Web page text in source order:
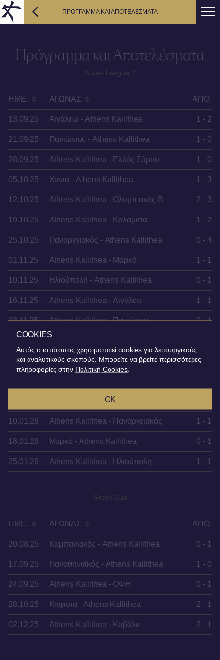
ΠΡΟΓΡΑΜΜΑ ΚΑΙ ΑΠΟΤΕΛΕΣΜΑΤΑ
Πρόγραμμα και Αποτελέσματα
Super League 2
ΗΜΕ. ΑΓΏΝΑΣ ΑΠΟ.
13.09.25 Αιγάλεω - Athens Kallithea 1 - 2
21.09.25 Πανιώνιος - Athens Kallithea 1 - 0
28.09.25 Athens Kallithea - Ελλάς Σύρου 1 - 0
05.10.25 Χανιά - Athens Kallithea 1 - 3
12.10.25 Athens Kallithea - Ολυμπιακός B 2 - 3
19.10.25 Athens Kallithea - Καλαμάτα 1 - 2
25.10.25 Παναργειακός - Athens Kallithea 0 - 4
01.11.25 Athens Kallithea - Μαρκό 1 - 1
10.11.25 Ηλιούπολη - Athens Kallithea 0 - 1
16.11.25 Athens Kallithea - Αιγάλεω 1 - 1
23.11.25 Athens Kallithea - Πανιώνιος 0 - 1
07.12.25 Athens Kallithea - Χανιά 2 - 0
Καλαμάτα - Athens Kallithea
10.01.26 Athens Kallithea - Παναργειακός 1 - 1
18.01.26 Μαρκό - Athens Kallithea 0 - 1
25.01.26 Athens Kallithea - Ηλιούπολη 1 - 1
Greek Cup
ΗΜΕ. ΑΓΏΝΑΣ ΑΠΟ.
20.08.25 Καμπανιακός - Athens Kallithea 0 - 1
17.09.25 Παναθηναϊκός - Athens Kallithea 1 - 0
24.09.25 Athens Kallithea - OΦΗ 0 - 1
28.10.25 Κηφισιά - Athens Kallithea 2 - 1
02.12.25 Athens Kallithea - Καβάλα 2 - 1
COOKIES
Αυτός ο ιστότοπος χρησιμοποιεί cookies για λειτουργικούς
και αναλυτικούς σκοπούς. Μπορείτε να βρείτε περισσότερες
πληροφορίες στην Πολιτική Cookies
OK